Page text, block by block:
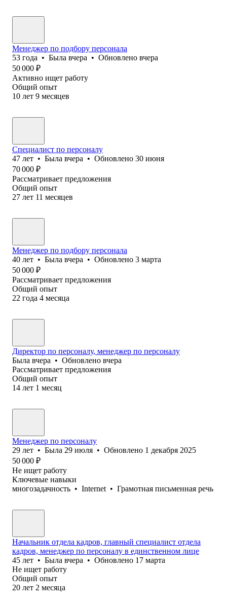
Менеджер по подбору персонала
53 года • Была вчера • Обновлено вчера
50 000 ₽
Активно ищет работу
Общий опыт
10 лет 9 месяцев
Специалист по персоналу
47 лет • Была вчера • Обновлено 30 июня
70 000 ₽
Рассматривает предложения
Общий опыт
27 лет 11 месяцев
Менеджер по подбору персонала
40 лет • Была вчера • Обновлено 3 марта
50 000 ₽
Рассматривает предложения
Общий опыт
22 года 4 месяца
Директор по персоналу, менеджер по персоналу
Была вчера • Обновлено вчера
Рассматривает предложения
Общий опыт
14 лет 1 месяц
Менеджер по персоналу
29 лет • Была 29 июля • Обновлено 1 декабря 2025
50 000 ₽
Не ищет работу
Ключевые навыки
многозадачность • Internet • Грамотная письменная речь
Начальник отдела кадров, главный специалист отдела
кадров, менеджер по персоналу в единственном лице
45 лет • Была вчера • Обновлено 17 марта
Не ищет работу
Общий опыт
20 лет 2 месяца